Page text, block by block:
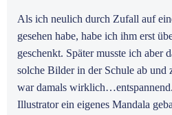
Als ich neulich durch Zufall auf
gesehen habe, habe ich ihm erst
geschenkt. Später musste ich aber
solche Bilder in der Schule ab und
war damals
Illustrator ein eigenes Mandala